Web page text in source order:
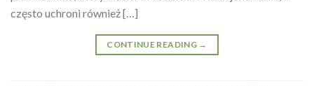
często uchroni również […]
CONTINUE READING →